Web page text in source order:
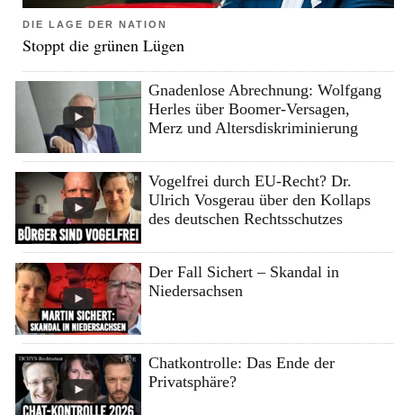
DIE LAGE DER NATION
Stoppt die grünen Lügen
Gnadenlose Abrechnung: Wolfgang
Herles über Boomer-Versagen,
Merz und Altersdiskriminierung
Vogelfrei durch EU-Recht? Dr.
Ulrich Vosgerau über den Kollaps
des deutschen Rechtsschutzes
Der Fall Sichert – Skandal in
Niedersachsen
Chatkontrolle: Das Ende der
Privatsphäre?